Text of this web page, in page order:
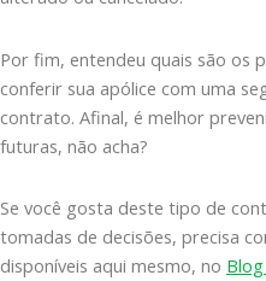
Por fim, entendeu quais são os
conferir sua apólice com uma
contrato. Afinal, é melhor
futuras, não acha?
Se você gosta deste tipo de
tomadas de decisões, precisa
disponíveis aqui mesmo, no